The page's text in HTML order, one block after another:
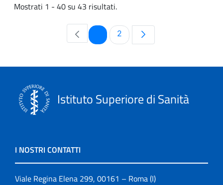
Mostrati 1 - 40 su 43 risultati.
PaginaPagina
2
Istituto Superiore di Sanità
I NOSTRI CONTATTI
Viale Regina Elena 299, 00161 – Roma (I)